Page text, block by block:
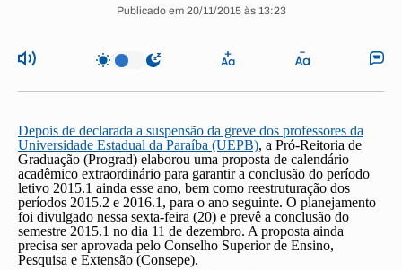
Publicado em 20/11/2015 às 13:23
Depois de declarada a suspensão da greve dos professores da
Universidade Estadual da Paraíba (UEPB), a Pró-Reitoria de
Graduação (Prograd) elaborou uma proposta de calendário
acadêmico extraordinário para garantir a conclusão do período
letivo 2015.1 ainda esse ano, bem como reestruturação dos
períodos 2015.2 e 2016.1, para o ano seguinte. O planejamento
foi divulgado nessa sexta-feira (20) e prevê a conclusão do
semestre 2015.1 no dia 11 de dezembro. A proposta ainda
precisa ser aprovada pelo Conselho Superior de Ensino,
Pesquisa e Extensão (Consepe).